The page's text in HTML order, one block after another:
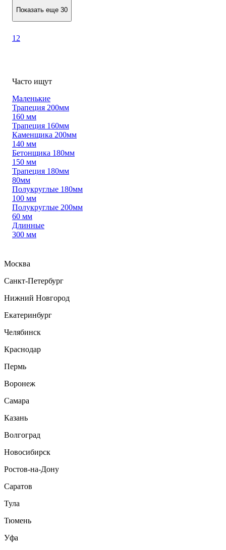
Показать еще 30
1 2
Часто ищут
Маленькие
Трапеция 200мм
160 мм
Трапеция 160мм
Каменщика 200мм
140 мм
Бетонщика 180мм
150 мм
Трапеция 180мм
80мм
Полукруглые 180мм
100 мм
Полукруглые 200мм
60 мм
Длинные
300 мм
Москва
Санкт-Петербург
Нижний Новгород
Екатеринбург
Челябинск
Краснодар
Пермь
Воронеж
Самара
Казань
Волгоград
Новосибирск
Ростов-на-Дону
Саратов
Тула
Тюмень
Уфа